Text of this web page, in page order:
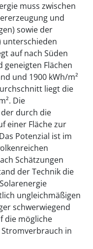
muss zwischen
und
sowie der
unterschieden
auf nach Süden
geneigten Flächen
und 1900 kWh/m²
liegt die
Die
durch die
einer Fläche zur
Potenzial ist im
Schätzungen
der Technik die
ungleichmäßigen
schwerwiegend
die mögliche
in